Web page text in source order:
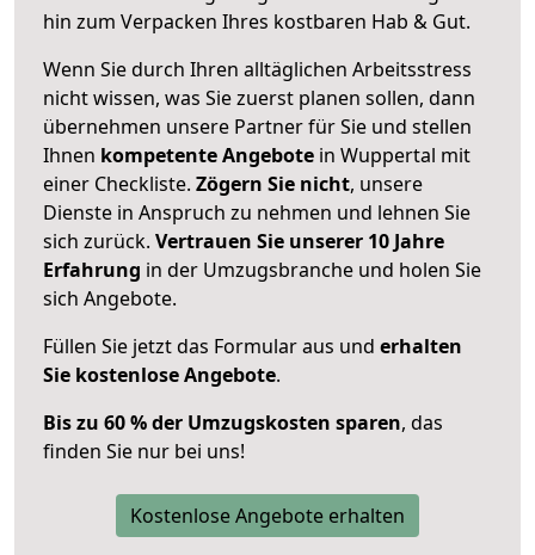
hin zum Verpacken Ihres kostbaren Hab & Gut.
Wenn Sie durch Ihren alltäglichen Arbeitsstress
nicht wissen, was Sie zuerst planen sollen, dann
übernehmen unsere Partner für Sie und stellen
Ihnen kompetente Angebote in Wuppertal mit
einer Checkliste. Zögern Sie nicht, unsere
Dienste in Anspruch zu nehmen und lehnen Sie
sich zurück. Vertrauen Sie unserer 10 Jahre
Erfahrung in der Umzugsbranche und holen Sie
sich Angebote.
Füllen Sie jetzt das Formular aus und erhalten
Sie kostenlose Angebote.
Bis zu 60 % der Umzugskosten sparen, das
finden Sie nur bei uns!
Kostenlose Angebote erhalten